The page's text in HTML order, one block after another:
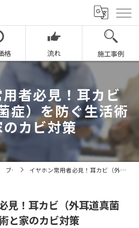
格 流れ 施工事例
者必見！耳カビ
症）を防ぐ生活術
のカビ対策
ブログ イヤホン常用者必見！耳カビ（外耳道真菌症）を防ぐ生活術と家のカビ対策
見！耳カビ（外耳道真菌
と家のカビ対策